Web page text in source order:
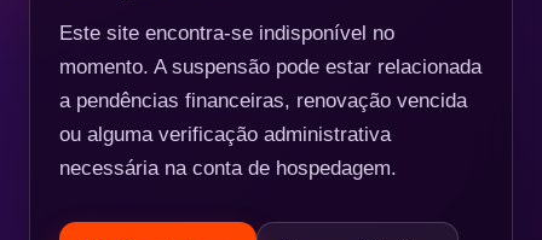
Este site encontra-se indisponível no
momento. A suspensão pode estar relacionada
a pendências financeiras, renovação vencida
ou alguma verificação administrativa
necessária na conta de hospedagem.